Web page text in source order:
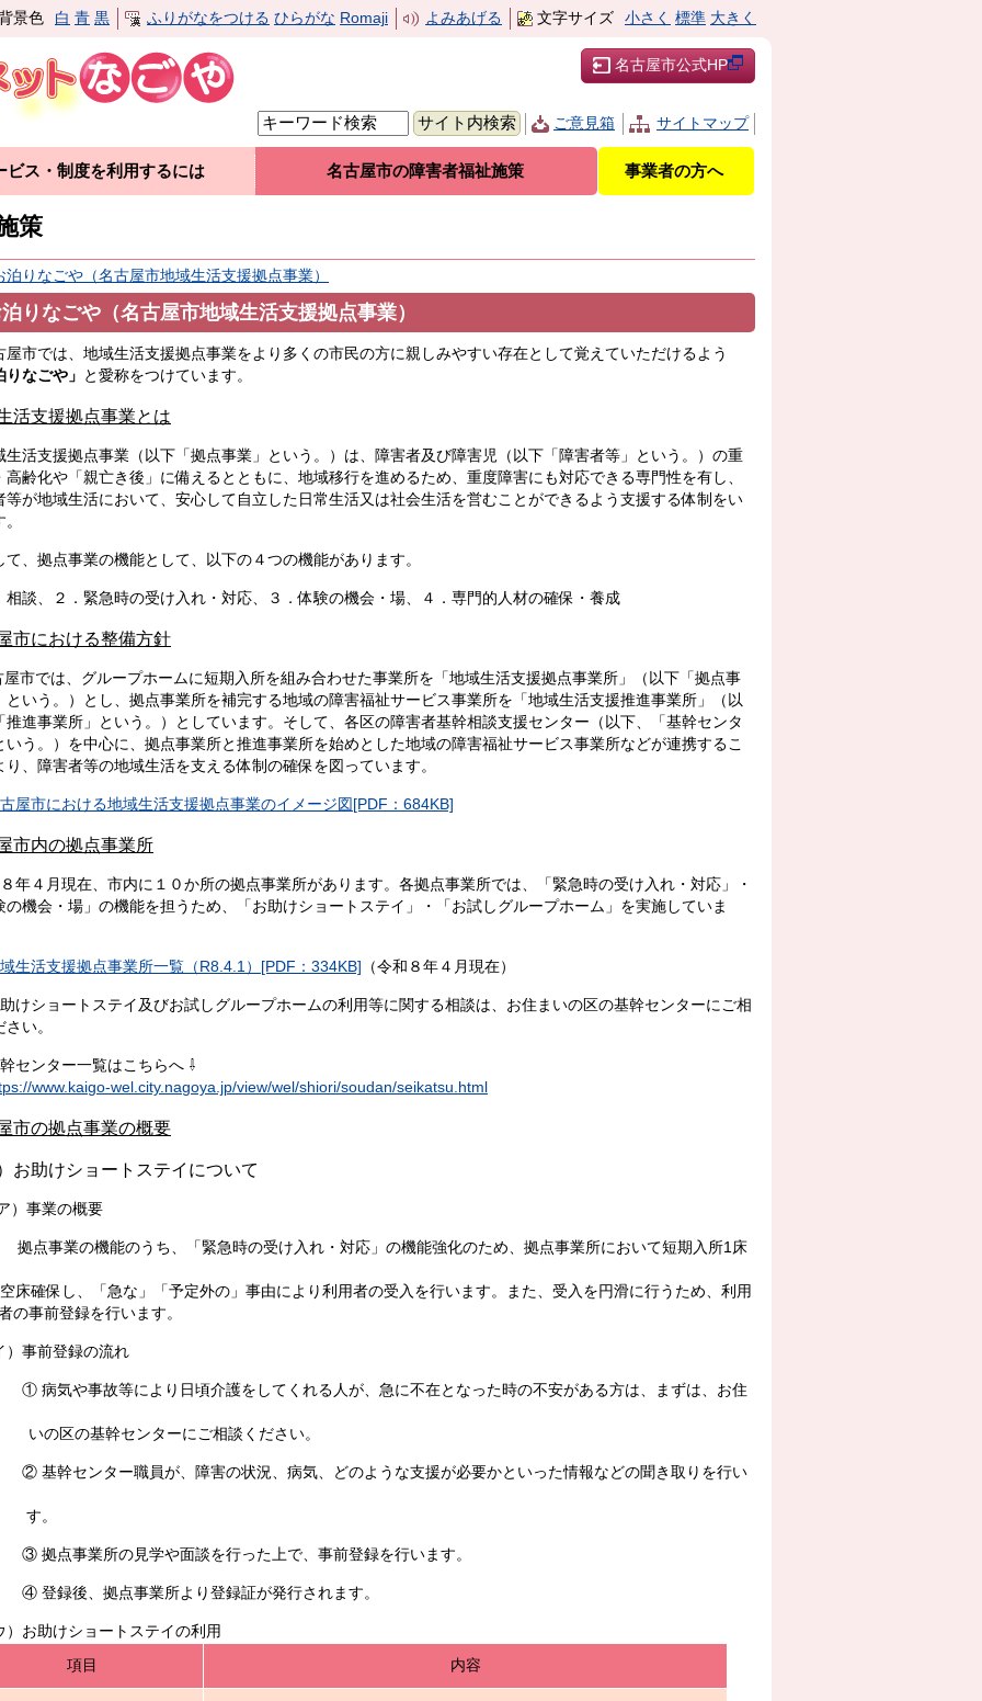
景色 白 青 黒 ふりがなをつける ひらがな Romaji よみあげる 文字サイズ 小さく 標準 大きく
名古屋市公式HP
ご意見箱 サイトマップ
ビス・制度を利用するには 名古屋市の障害者福祉施策 事業者の方へ
策
泊りなごや（名古屋市地域生活支援拠点事業）
りなごや（名古屋市地域生活支援拠点事業）
市では、地域生活支援拠点事業をより多くの市民の方に親しみやすい存在として覚えていただけるよう
りなごや」 と愛称をつけています。
活支援拠点事業とは
活支援拠点事業（以下「拠点事業」という。）は、障害者及び障害児（以下「障害者等」という。）の重
高齢化や「親亡き後」に備えるとともに、地域移行を進めるため、重度障害にも対応できる専門性を有し、
等が地域生活において、安心して自立した日常生活又は社会生活を営むことができるよう支援する体制をい
、拠点事業の機能として、以下の４つの機能があります。
談、２．緊急時の受け入れ・対応、３．体験の機会・場、４．専門的人材の確保・養成
市における整備方針
市では、グループホームに短期入所を組み合わせた事業所を「地域生活支援拠点事業所」（以下「拠点事
という。）とし、拠点事業所を補完する地域の障害福祉サービス事業所を「地域生活支援推進事業所」（以
推進事業所」という。）としています。そして、各区の障害者基幹相談支援センター（以下、「基幹センタ
いう。）を中心に、拠点事業所と推進事業所を始めとした地域の障害福祉サービス事業所などが連携するこ
り、障害者等の地域生活を支える体制の確保を図っています。
屋市における地域生活支援拠点事業のイメージ図[PDF：684KB]
市内の拠点事業所
年４月現在、市内に１０か所の拠点事業所があります。各拠点事業所では、「緊急時の受け入れ・対応」・
の機会・場」の機能を担うため、「お助けショートステイ」・「お試しグループホーム」を実施していま
生活支援拠点事業所一覧（R8.4.1）[PDF：334KB] （令和８年４月現在）
けショートステイ及びお試しグループホームの利用等に関する相談は、お住まいの区の基幹センターにご相
い。
ンター一覧はこちらへ ⇩
www.kaigo-wel.city.nagoya.jp/view/wel/shiori/soudan/seikatsu.html
市の拠点事業の概要
）お助けショートステイについて
事業の概要
事業の機能のうち、「緊急時の受け入れ・対応」の機能強化のため、拠点事業所において短期入所1床
確保し、「急な」「予定外の」事由により利用者の受入を行います。また、受入を円滑に行うため、利用
事前登録を行います。
）事前登録の流れ
気や事故等により日頃介護をしてくれる人が、急に不在となった時の不安がある方は、まずは、お住
区の基幹センターにご相談ください。
センター職員が、障害の状況、病気、どのような支援が必要かといった情報などの聞き取りを行い
。
事業所の見学や面談を行った上で、事前登録を行います。
後、拠点事業所より登録証が発行されます。
）お助けショートステイの利用
項目 内容